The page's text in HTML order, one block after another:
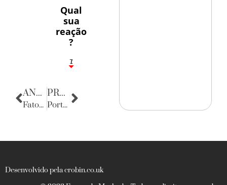
Qual
sua
reação
?
1
7
ANTERIOR
Fatos Diversos
PRÓXIMA
Porta Retratos
Desenvolvido pela crobin.co.uk